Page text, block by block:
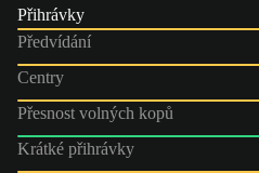
Přihrávky
Předvídání
Centry
Přesnost volných kopů
Krátké přihrávky